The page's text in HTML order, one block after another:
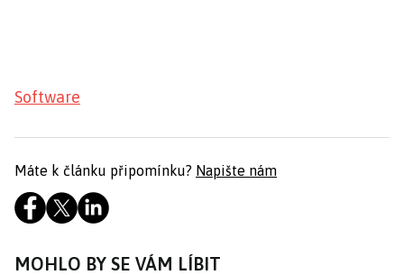
Software
Máte k článku připomínku? Napište nám
MOHLO BY SE VÁM LÍBIT